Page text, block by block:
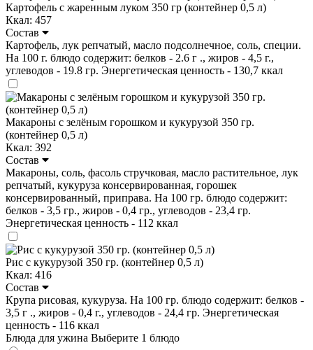
Картофель с жаренным луком 350 гр (контейнер 0,5 л)
Ккал: 457
Состав
Картофель, лук репчатый, масло подсолнечное, соль, специи.
На 100 г. блюдо содержит: белков - 2.6 г ., жиров - 4,5 г.,
углеводов - 19.8 гр. Энергетическая ценность - 130,7 ккал
Макароны с зелёным горошком и кукурузой 350 гр.
(контейнер 0,5 л)
Ккал: 392
Состав
Макароны, соль, фасоль стручковая, масло растительное, лук
репчатый, кукуруза консервированная, горошек
консервированный, приправа. На 100 гр. блюдо содержит:
белков - 3,5 гр., жиров - 0,4 гр., углеводов - 23,4 гр.
Энергетическая ценность - 112 ккал
Рис с кукурузой 350 гр. (контейнер 0,5 л)
Ккал: 416
Состав
Крупа рисовая, кукуруза. На 100 гр. блюдо содержит: белков -
3,5 г ., жиров - 0,4 г., углеводов - 24,4 гр. Энергетическая
ценность - 116 ккал
Блюда для ужина Выберите 1 блюдо